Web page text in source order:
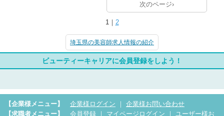
次のページ›
1｜ 2
埼玉県の美容師求人情報の紹介
ビューティーキャリアに会員登録をしよう！
【企業様メニュー】 企業様ログイン ｜ 企業様お問い合わせ
【求職者メニュー】
会員登録 ｜ マイページログイン ｜ ユーザー様お